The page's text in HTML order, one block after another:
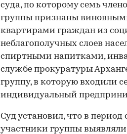
суда, по которому семь
группы признаны
квартирами граждан из
неблагополучных слоев
спиртными напитками,
службе прокуратуры
группу, в которую входили
индивидуальный
Суд установил, что в период
участники группы